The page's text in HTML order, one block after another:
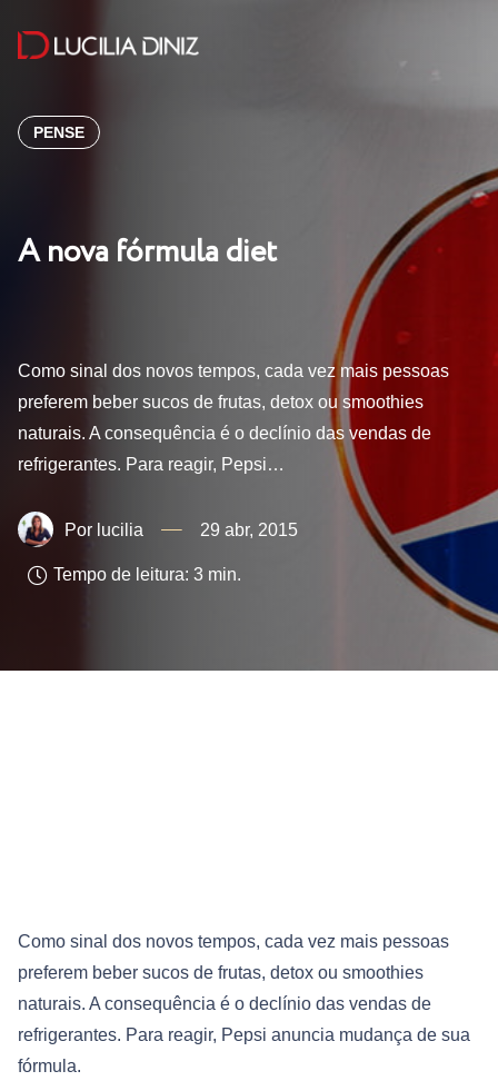
PENSE
A nova fórmula diet
Como sinal dos novos tempos, cada vez mais pessoas
preferem beber sucos de frutas, detox ou smoothies
naturais. A consequência é o declínio das vendas de
refrigerantes. Para reagir, Pepsi…
lucilia 29 abr, 2015
Tempo de leitura: 3 min.
Como sinal dos novos tempos, cada vez mais pessoas
preferem beber sucos de frutas, detox ou smoothies
naturais. A consequência é o declínio das vendas de
refrigerantes. Para reagir, Pepsi anuncia mudança de sua
fórmula.